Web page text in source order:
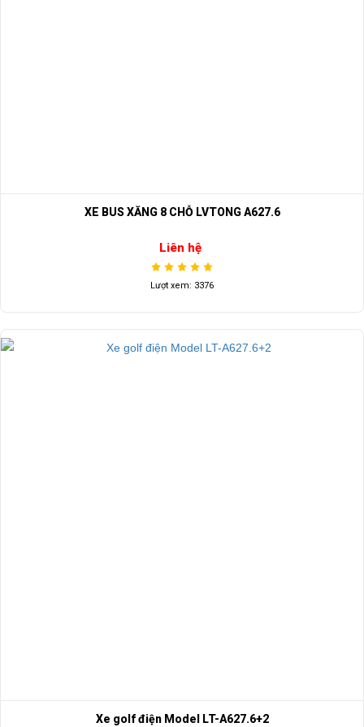
XE BUS XĂNG 8 CHỖ LVTONG A627.6
Liên hệ
Lượt xem: 3376
Xe golf điện Model LT-A627.6+2